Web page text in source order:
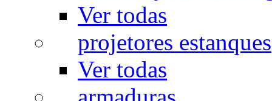
Ver todas
projetores estanques
Ver todas